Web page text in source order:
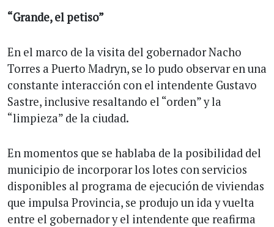
“Grande, el petiso”
En el marco de la visita del gobernador Nacho
Torres a Puerto Madryn, se lo pudo observar en una
constante interacción con el intendente Gustavo
Sastre, inclusive resaltando el “orden” y la
“limpieza” de la ciudad.
En momentos que se hablaba de la posibilidad del
municipio de incorporar los lotes con servicios
disponibles al programa de ejecución de viviendas
que impulsa Provincia, se produjo un ida y vuelta
entre el gobernador y el intendente que reafirma